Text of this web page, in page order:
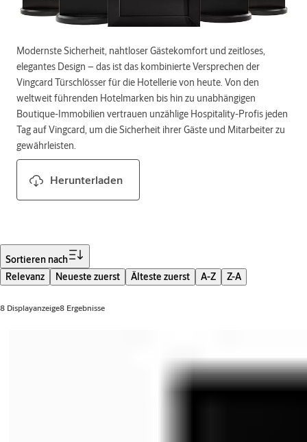
Modernste Sicherheit, nahtloser Gästekomfort und zeitloses,
elegantes Design – das ist das kombinierte Versprechen der
Vingcard Türschlösser für die Hotellerie von heute. Von den
weltweit führenden Hotelmarken bis hin zu unabhängigen
Boutique-Immobilien vertrauen unzählige Hospitality-Profis jeden
Tag auf Vingcard, um die Sicherheit ihrer Gäste und Mitarbeiter zu
gewährleisten.
Herunterladen
Sortieren nach
Relevanz
Neueste zuerst Älteste zuerst A-Z Z-A
8 Displayanzeige8 Ergebnisse